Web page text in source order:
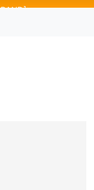
BAND]